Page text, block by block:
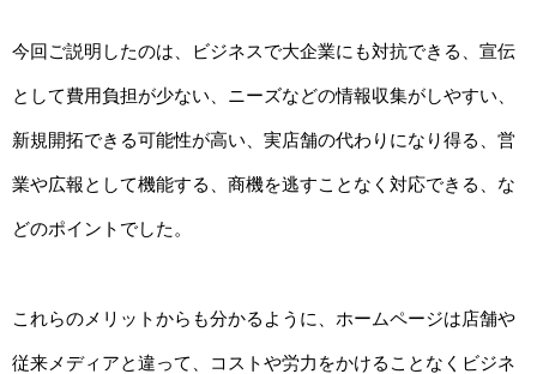
今回ご説明したのは、ビジネスで大企業にも対抗できる、宣伝
として費用負担が少ない、ニーズなどの情報収集がしやすい、
新規開拓できる可能性が高い、実店舗の代わりになり得る、営
業や広報として機能する、商機を逃すことなく対応できる、な
どのポイントでした。
これらのメリットからも分かるように、ホームページは店舗や
従来メディアと違って、コストや労力をかけることなくビジネ